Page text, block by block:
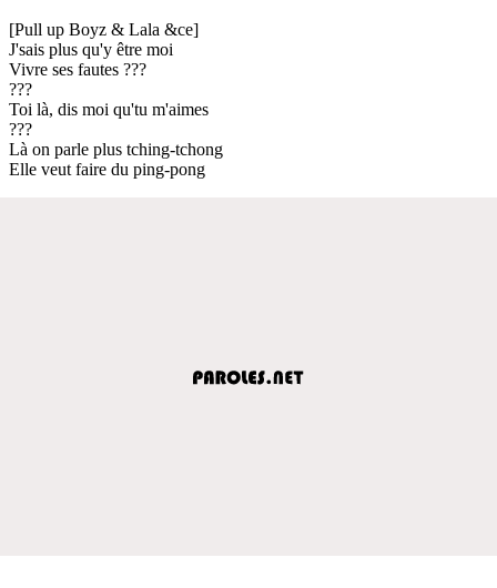
[Pull up Boyz & Lala &ce]
J'sais plus qu'y être moi
Vivre ses fautes ???
???
Toi là, dis moi qu'tu m'aimes
???
Là on parle plus tching-tchong
Elle veut faire du ping-pong